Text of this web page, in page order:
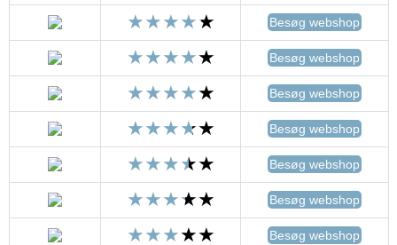
Besøg webshop
Besøg webshop
Besøg webshop
Besøg webshop
Besøg webshop
Besøg webshop
Besøg webshop